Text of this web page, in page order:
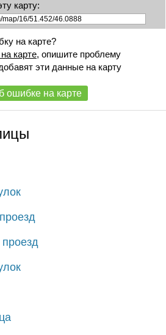
карту:
на карте?
карте, опишите проблему
эти данные на карту
ошибке на карте